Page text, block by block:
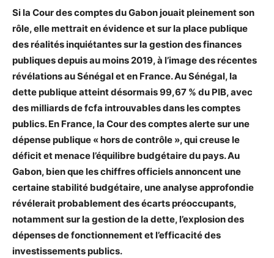
Si la Cour des comptes du Gabon jouait pleinement son
rôle, elle mettrait en évidence et sur la place publique
des réalités inquiétantes sur la gestion des finances
publiques depuis au moins 2019, à l’image des récentes
révélations au Sénégal et en France. Au Sénégal, la
dette publique atteint désormais 99,67 % du PIB, avec
des milliards de fcfa introuvables dans les comptes
publics. En France, la Cour des comptes alerte sur une
dépense publique « hors de contrôle », qui creuse le
déficit et menace l’équilibre budgétaire du pays. Au
Gabon, bien que les chiffres officiels annoncent une
certaine stabilité budgétaire, une analyse approfondie
révélerait probablement des écarts préoccupants,
notamment sur la gestion de la dette, l’explosion des
dépenses de fonctionnement et l’efficacité des
investissements publics.